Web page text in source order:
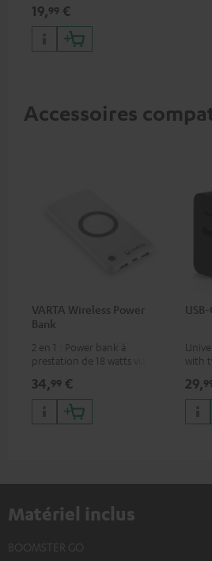
portables, ainsi que pour
iPhones Apple, smartphones
Android, tablettes et
appareils avec port USB-C
19,99 €
Accessoires
VARTA Wireless Power
Bank
2 en 1 : Power bank à
prestation de 18 watts via USB
jusqu’à 10 watts
34,99 €
with
and
up
29,
Matériel inclus
BOOMSTER GO